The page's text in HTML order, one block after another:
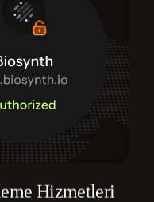
Hizmetleri